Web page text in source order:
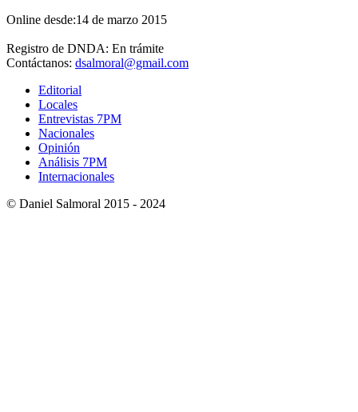
Online desde:14 de marzo 2015
Registro de DNDA: En trámite
Contáctanos: dsalmoral@gmail.com
Editorial
Locales
Entrevistas 7PM
Nacionales
Opinión
Análisis 7PM
Internacionales
© Daniel Salmoral 2015 - 2024